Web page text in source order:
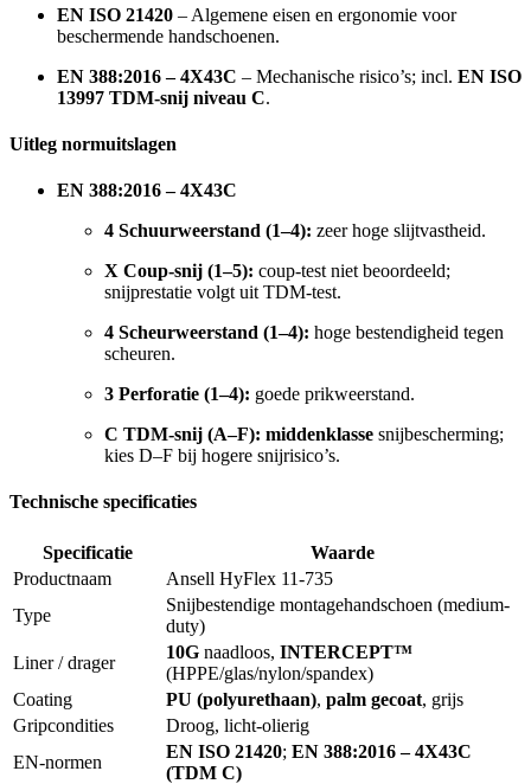
EN ISO 21420 – Algemene eisen en ergonomie voor
beschermende handschoenen.
EN 388:2016 – 4X43C – Mechanische risico’s; incl. EN ISO
13997 TDM-snij niveau C.
Uitleg normuitslagen
EN 388:2016 – 4X43C
4 Schuurweerstand (1–4): zeer hoge slijtvastheid.
X Coup-snij (1–5): coup-test niet beoordeeld;
snijprestatie volgt uit TDM-test.
4 Scheurweerstand (1–4): hoge bestendigheid tegen
scheuren.
3 Perforatie (1–4): goede prikweerstand.
C TDM-snij (A–F): middenklasse snijbescherming;
kies D–F bij hogere snijrisico’s.
Technische specificaties
Specificatie
Waarde
Productnaam
Ansell HyFlex 11-735
Type
Snijbestendige montagehandschoen (medium-
duty)
Liner / drager
10G naadloos, INTERCEPT™
(HPPE/glas/nylon/spandex)
Coating
PU (polyurethaan), palm gecoat, grijs
Gripcondities
Droog, licht-olierig
EN-normen
EN ISO 21420; EN 388:2016 – 4X43C
(TDM C)